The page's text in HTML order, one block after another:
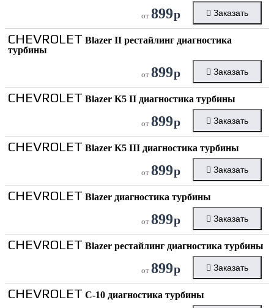
от 899р Заказать
CHEVROLET Blazer II рестайлинг диагностика
турбины
от 899р Заказать
CHEVROLET Blazer K5 II диагностика турбины
от 899р Заказать
CHEVROLET Blazer K5 III диагностика турбины
от 899р Заказать
CHEVROLET Blazer диагностика турбины
от 899р Заказать
CHEVROLET Blazer рестайлинг диагностика турбины
от 899р Заказать
CHEVROLET C-10 диагностика турбины